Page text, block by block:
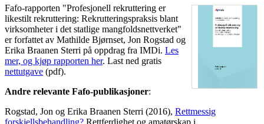
Fafo-rapporten "Profesjonell rekruttering er
likestilt rekruttering: Rekrutteringspraksis blant
virksomheter i det statlige mangfoldsnettverket"
er forfattet av Mathilde Bjørnset, Jon Rogstad og
Erika Braanen Sterri på oppdrag fra IMDi. Les
mer, og kjøp rapporten her. Last ned gratis
nettutgave (pdf).
Andre relevante Fafo-publikasjoner:
Rogstad, Jon og Erika Braanen Sterri (2016), Rettmessig
forskjellsbehandling? Rettferdighet og amatørskap i